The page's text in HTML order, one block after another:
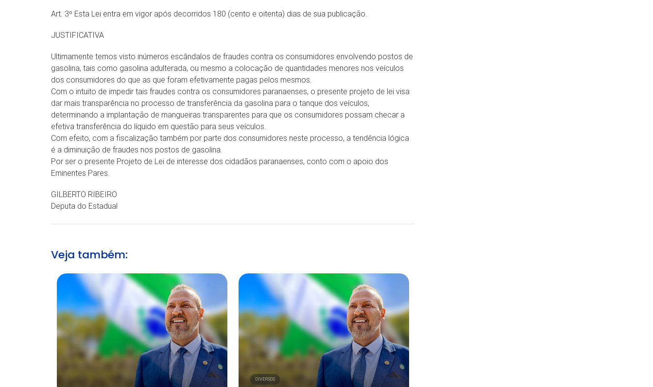
Art. 3º Esta Lei entra em vigor após decorridos 180 (cento e oitenta) dias de sua publicação.
JUSTIFICATIVA
Ultimamente temos visto inúmeros escândalos de fraudes contra os consumidores envolvendo postos de
gasolina, tais como gasolina adulterada, ou mesmo a colocação de quantidades menores nos veículos
dos consumidores do que as que foram efetivamente pagas pelos mesmos.
Com o intuito de impedir tais fraudes contra os consumidores paranaenses, o presente projeto de lei visa
dar mais transparência no processo de transferência da gasolina para o tanque dos veículos,
determinando a implantação de mangueiras transparentes para que os consumidores possam checar a
efetiva transferência do líquido em questão para seus veículos.
Com efeito, com a fiscalização também por parte dos consumidores neste processo, a tendência lógica
é a diminuição de fraudes nos postos de gasolina.
Por ser o presente Projeto de Lei de interesse dos cidadãos paranaenses, conto com o apoio dos
Eminentes Pares.
GILBERTO RIBEIRO
Deputa do Estadual
Veja também:
DIVERSOS